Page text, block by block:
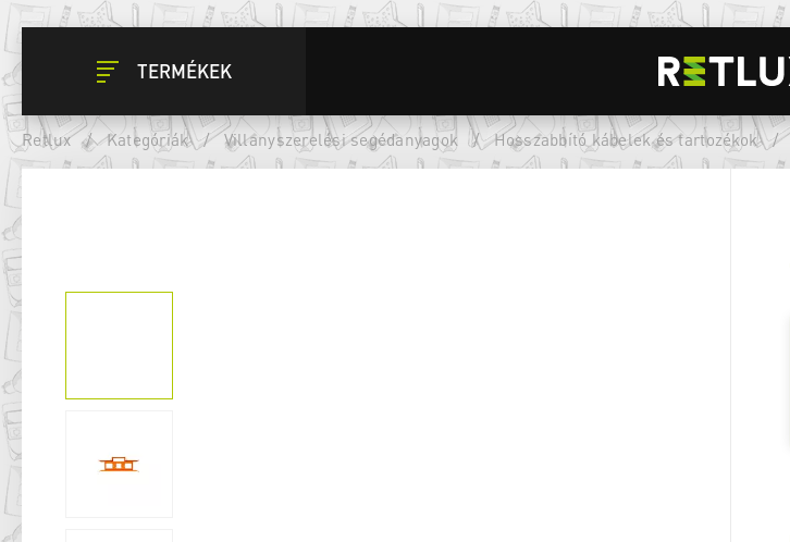
TERMÉKEK
Retlux / Kategóriák / Villanyszerelési segédanyagok / Hosszabbító kábelek és tartozékok /